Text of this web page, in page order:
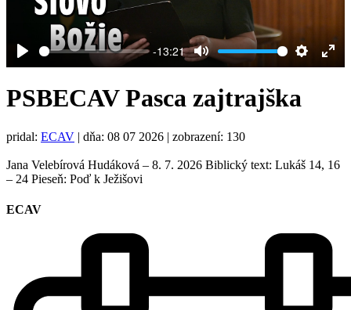
Play
-13:21
Mute Settings
PSBECAV Pasca zajtrajška
pridal: ECAV | dňa: 08 07 2026 | zobrazení: 130
Jana Velebírová Hudáková – 8. 7. 2026 Biblický text: Lukáš 14, 16
– 24 Pieseň: Poď k Ježišovi
ECAV